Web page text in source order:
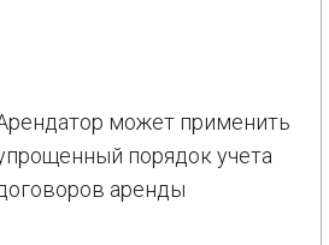
может применить
порядок учета
аренды